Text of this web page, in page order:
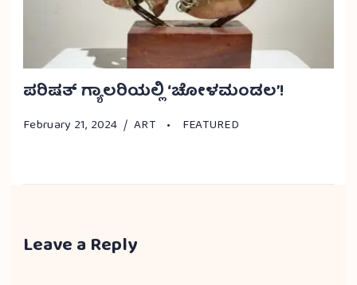
ಪರಿಷತ್ ಗ್ಯಾಲರಿಯಲ್ಲಿ ‘ಚೋಳಮಂಡಲ’!
February 21, 2024 ART FEATURED
Leave a Reply